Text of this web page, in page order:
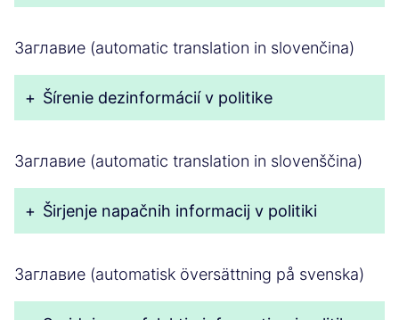
Заглавие (automatic translation in slovenčina)
+ Šírenie dezinformácií v politike
Заглавие (automatic translation in slovenščina)
+ Širjenje napačnih informacij v politiki
Заглавие (automatisk översättning på svenska)